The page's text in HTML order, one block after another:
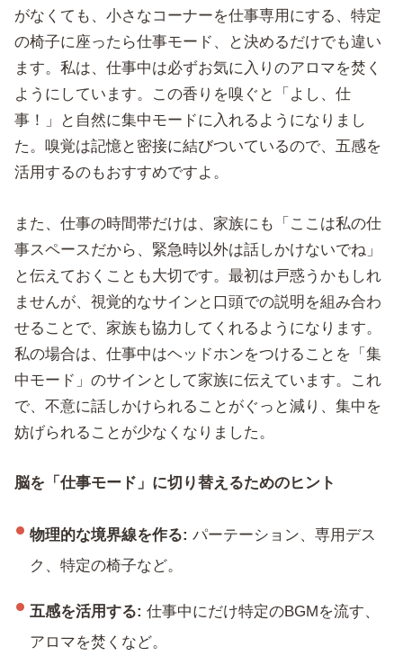
がなくても、小さなコーナーを仕事専用にする、特定
の椅子に座ったら仕事モード、と決めるだけでも違い
ます。私は、仕事中は必ずお気に入りのアロマを焚く
ようにしています。この香りを嗅ぐと「よし、仕
事！」と自然に集中モードに入れるようになりまし
た。嗅覚は記憶と密接に結びついているので、五感を
活用するのもおすすめですよ。
また、仕事の時間帯だけは、家族にも「ここは私の仕
事スペースだから、緊急時以外は話しかけないでね」
と伝えておくことも大切です。最初は戸惑うかもしれ
ませんが、視覚的なサインと口頭での説明を組み合わ
せることで、家族も協力してくれるようになります。
私の場合は、仕事中はヘッドホンをつけることを「集
中モード」のサインとして家族に伝えています。これ
で、不意に話しかけられることがぐっと減り、集中を
妨げられることが少なくなりました。
脳を「仕事モード」に切り替えるためのヒント
物理的な境界線を作る: パーテーション、専用デス
ク、特定の椅子など。
五感を活用する: 仕事中にだけ特定のBGMを流す、
アロマを焚くなど。